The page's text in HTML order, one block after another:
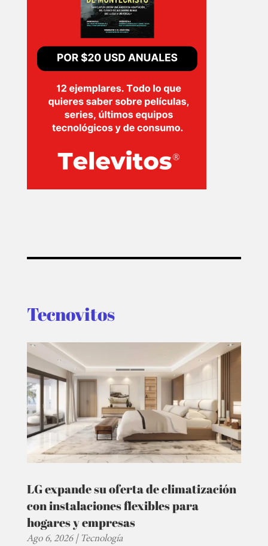
TECNOVITOS
PLUS
EVENTOS
Tecnovitos
LG expande su oferta de climatización
con instalaciones flexibles para
hogares y empresas
Ago 6, 2026|Tecnología